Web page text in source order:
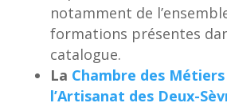
notamment de
formations présentes
catalogue.
La Chambre des
l’Artisanat des Deux-